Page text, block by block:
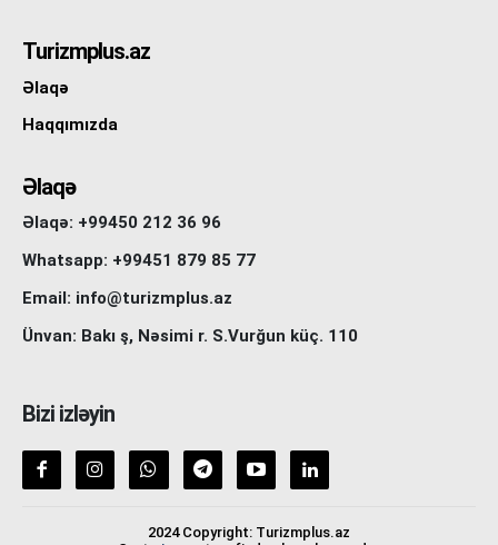
Turizmplus.az
Əlaqə
Haqqımızda
Əlaqə
Əlaqə: +99450 212 36 96
Whatsapp: +99451 879 85 77
Email: info@turizmplus.az
Ünvan: Bakı ş, Nəsimi r. S.Vurğun küç. 110
Bizi izləyin
2024 Copyright: Turizmplus.az